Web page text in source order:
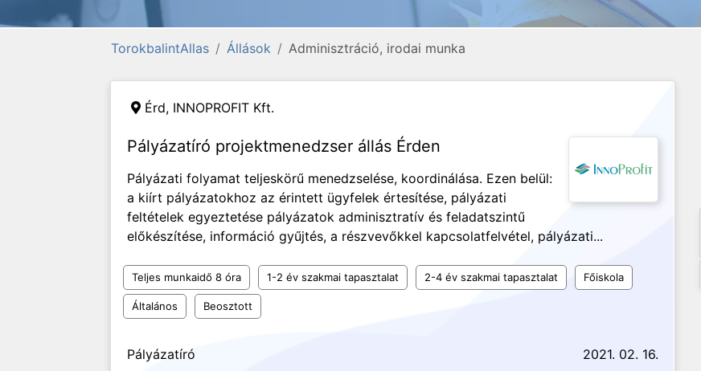
TorokbalintAllas Állások Adminisztráció, irodai munka
Érd, INNOPROFIT Kft.
Pályázatíró projektmenedzser állás Érden
Pályázati folyamat teljeskörű menedzselése, koordinálása. Ezen belül:
a kiírt pályázatokhoz az érintett ügyfelek értesítése, pályázati
feltételek egyeztetése pályázatok adminisztratív és feladatszintű
előkészítése, információ gyűjtés, a részvevőkkel kapcsolatfelvétel, pályázati...
Teljes munkaidő 8 óra 1-2 év szakmai tapasztalat 2-4 év szakmai tapasztalat Főiskola
Általános Beosztott
Pályázatíró 2021. 02. 16.